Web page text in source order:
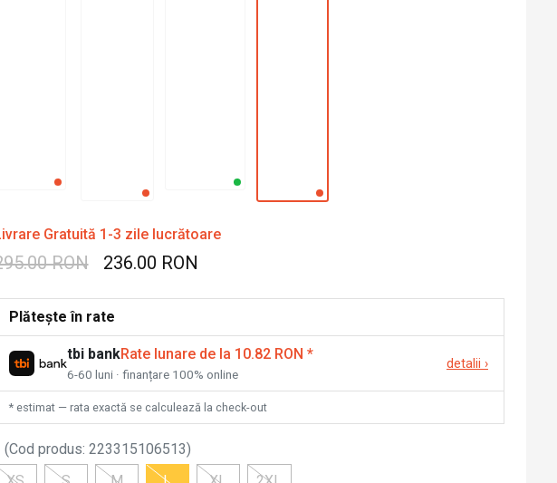
Gratuită 1-3 zile lucrătoare
RON 236.00 RON
Plătește în rate
tbi bankRate lunare de la 10.82 RON *
6-60 luni · finanțare 100% online
detalii ›
* estimat — rata exactă se calculează la check-out
(Cod produs: 223315106513)